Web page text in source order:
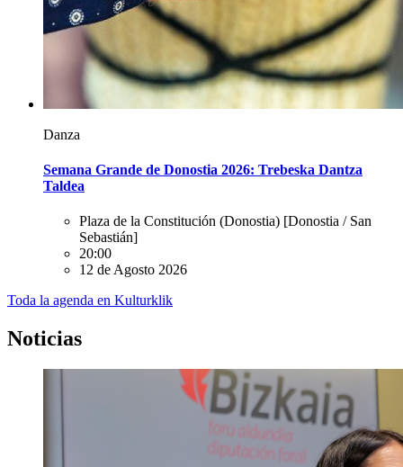
Danza
Semana Grande de Donostia 2026: Trebeska Dantza
Taldea
Plaza de la Constitución (Donostia) [Donostia / San
Sebastián]
20:00
12 de Agosto 2026
Toda la agenda en Kulturklik
Noticias